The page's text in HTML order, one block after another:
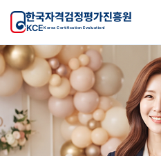
한국자격검정평가진흥원
KCEKorea Certification Evaluationl